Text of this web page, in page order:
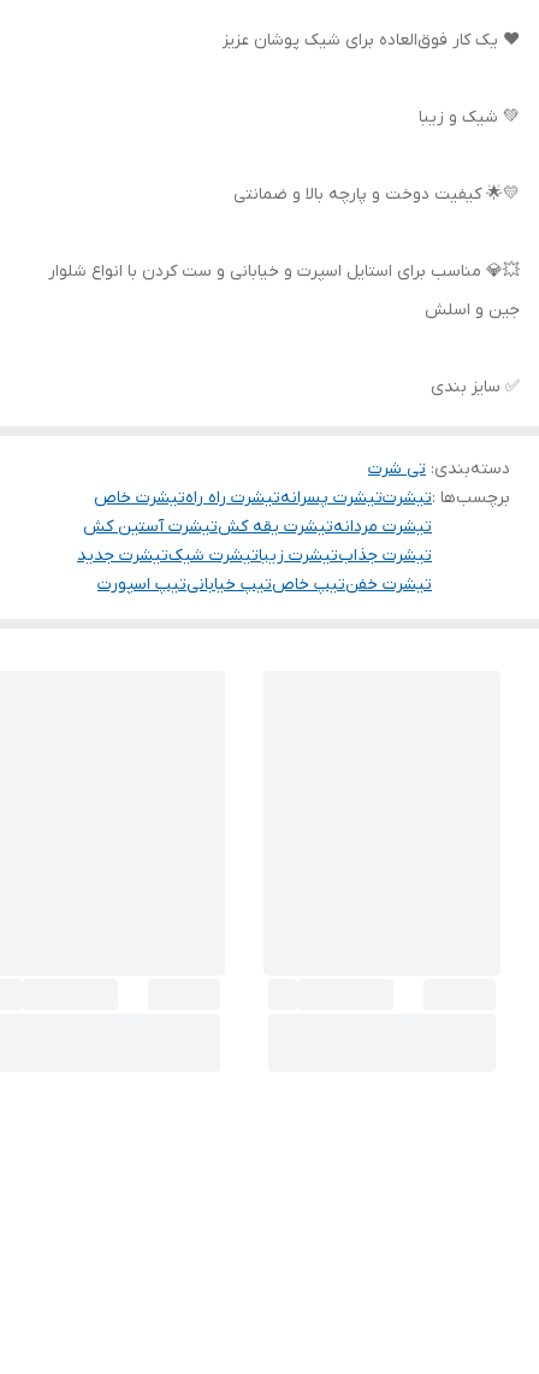
❤️ یک کار فوق‌العاده برای شیک پوشان عزیز
💚 شیک و زیبا
💛🌟 کیفیت دوخت و پارچه بالا و ضمانتی
💥💎 مناسب برای استایل اسپرت و خیابانی و ست کردن با انواع شلوار
جین و اسلش
✅ سایز بندی
دسته‌بندی: تی شرت
برچسب‌ها :تیشرتتیشرت پسرانهتیشرت راه راهتیشرت خاص
تیشرت مردانهتیشرت یقه کشتیشرت آستین کش
تیشرت جذابتیشرت زیباتیشرت شیکتیشرت جدید
تیشرت خفنتیپ خاصتیپ خیابانیتیپ اسپورت